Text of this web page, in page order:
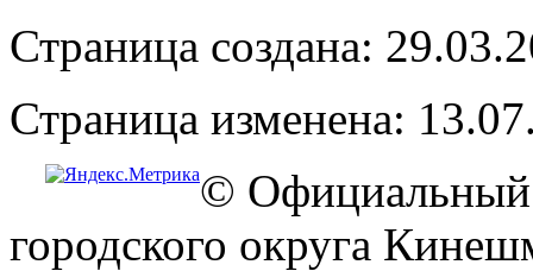
Страница создана:
Страница изменена:
© Официальный
городского округа